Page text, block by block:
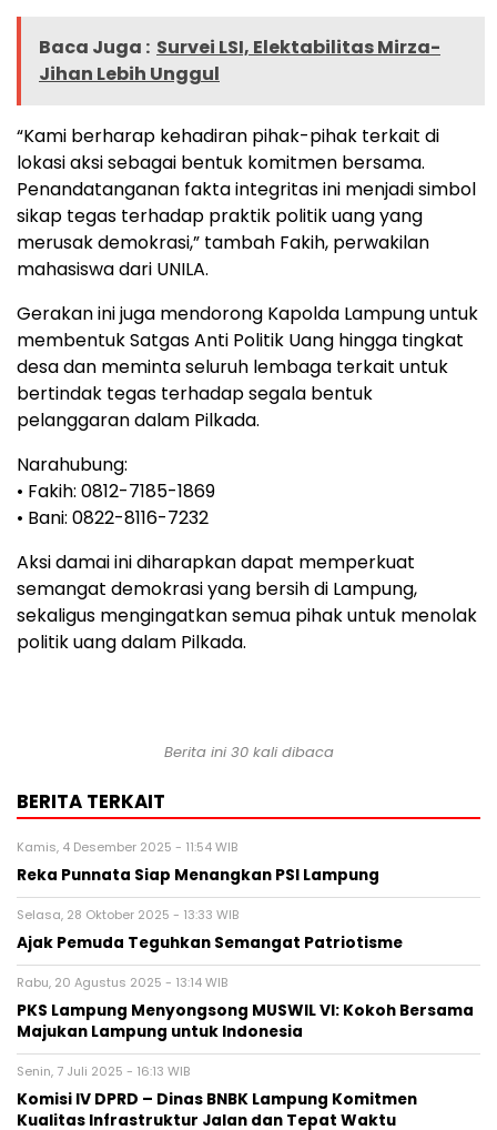
Baca Juga : Survei LSI, Elektabilitas Mirza-
Jihan Lebih Unggul
“Kami berharap kehadiran pihak-pihak terkait di
lokasi aksi sebagai bentuk komitmen bersama.
Penandatanganan fakta integritas ini menjadi simbol
sikap tegas terhadap praktik politik uang yang
merusak demokrasi,” tambah Fakih, perwakilan
mahasiswa dari UNILA.
Gerakan ini juga mendorong Kapolda Lampung untuk
membentuk Satgas Anti Politik Uang hingga tingkat
desa dan meminta seluruh lembaga terkait untuk
bertindak tegas terhadap segala bentuk
pelanggaran dalam Pilkada.
Narahubung:
• Fakih: 0812-7185-1869
• Bani: 0822-8116-7232
Aksi damai ini diharapkan dapat memperkuat
semangat demokrasi yang bersih di Lampung,
sekaligus mengingatkan semua pihak untuk menolak
politik uang dalam Pilkada.
Berita ini 30 kali dibaca
BERITA TERKAIT
Kamis, 4 Desember 2025 - 11:54 WIB
Reka Punnata Siap Menangkan PSI Lampung
Selasa, 28 Oktober 2025 - 13:33 WIB
Ajak Pemuda Teguhkan Semangat Patriotisme
Rabu, 20 Agustus 2025 - 13:14 WIB
PKS Lampung Menyongsong MUSWIL VI: Kokoh Bersama
Majukan Lampung untuk Indonesia
Senin, 7 Juli 2025 - 16:13 WIB
Komisi IV DPRD – Dinas BNBK Lampung Komitmen
Kualitas Infrastruktur Jalan dan Tepat Waktu